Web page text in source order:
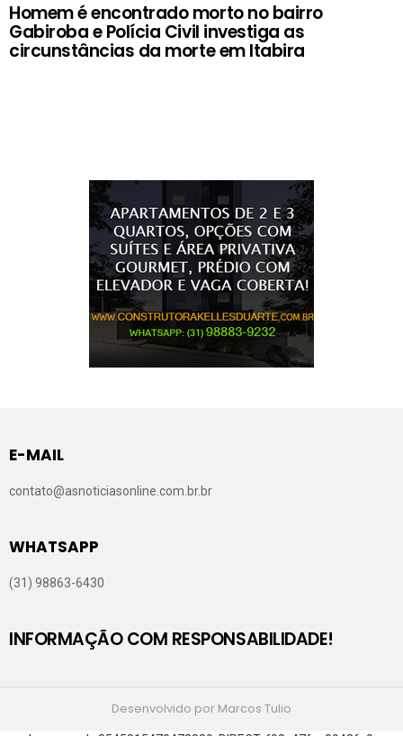
Homem é encontrado morto no bairro
Gabiroba e Polícia Civil investiga as
circunstâncias da morte em Itabira
E-MAIL
contato@asnoticiasonline.com.br.br
WHATSAPP
(31) 98863-6430
INFORMAÇÃO COM RESPONSABILIDADE!
Desenvolvido por Marcos Tulio